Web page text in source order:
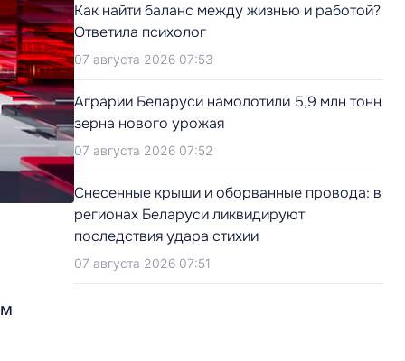
Как найти баланс между жизнью и работой?
Ответила психолог
07 августа 2026 07:53
Аграрии Беларуси намолотили 5,9 млн тонн
зерна нового урожая
07 августа 2026 07:52
Снесенные крыши и оборванные провода: в
регионах Беларуси ликвидируют
последствия удара стихии
07 августа 2026 07:51